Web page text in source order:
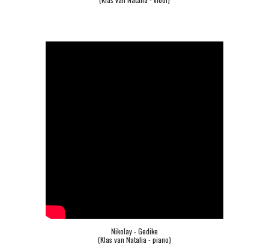
Nikolay - Gedike
(Klas van Natalia - piano)